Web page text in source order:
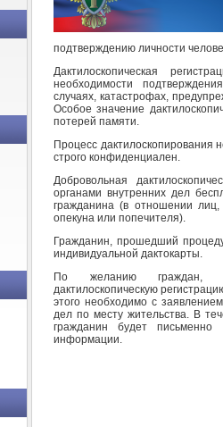
подтверждению личности
Дактилоскопическая
необходимости
случаях, катастрофах,
Особое значение
потерей памяти.
Процесс дактилоскопирования
строго конфиденциален.
Добровольная
органами внутренних дел
гражданина (в отношении
опекуна или попечителя).
Гражданин, прошедший
индивидуальной дактокарты.
По желанию граждан,
дактилоскопическую
этого необходимо с
дел по месту жительства. В
гражданин будет письменно
информации.